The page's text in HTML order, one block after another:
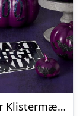
Græskar Klistermærker